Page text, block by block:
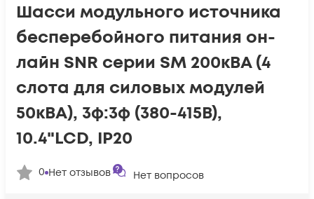
Шасси модульного источника
бесперебойного питания он-
лайн SNR серии SM 200кВА (4
слота для силовых модулей
50кВА), 3ф:3ф (380-415В),
10.4"LCD, IP20
0 Нет отзывов Нет вопросов